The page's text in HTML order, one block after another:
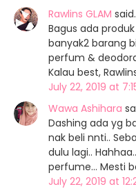
Rawlins GLAM
Bagus ada
banyak2 barang
perfum &
Kalau best,
July 22, 2019 at
Wawa Ashihara
Dashing ada yg
nak beli nnti..
dulu lagi..
perfume... Mesti
July 22, 2019 at